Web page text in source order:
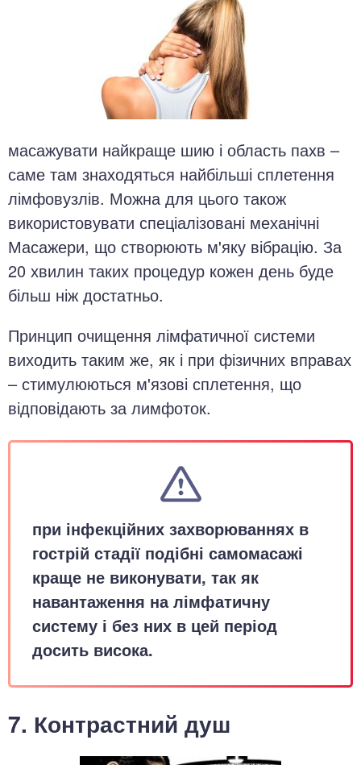
масажувати найкраще шию і область пахв –
саме там знаходяться найбільші сплетення
лімфовузлів. Можна для цього також
використовувати спеціалізовані механічні
Масажери, що створюють м'яку вібрацію. За
20 хвилин таких процедур кожен день буде
більш ніж достатньо.
Принцип очищення лімфатичної системи
виходить таким же, як і при фізичних вправах
– стимулюються м'язові сплетення, що
відповідають за лимфоток.
при інфекційних захворюваннях в
гострій стадії подібні самомасажі
краще не виконувати, так як
навантаження на лімфатичну
систему і без них в цей період
досить висока.
7. Контрастний душ